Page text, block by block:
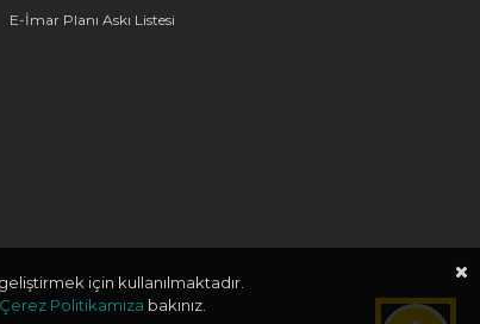
E-İmar Planı Askı Listesi
için kullanılmaktadır.
Çerez Politikamıza bakınız.